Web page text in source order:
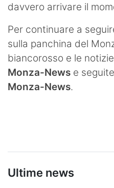
davvero arrivare il
Per continuare a
sulla panchina del
biancorosso e le
Monza-News e
Monza-News.
Ultime news